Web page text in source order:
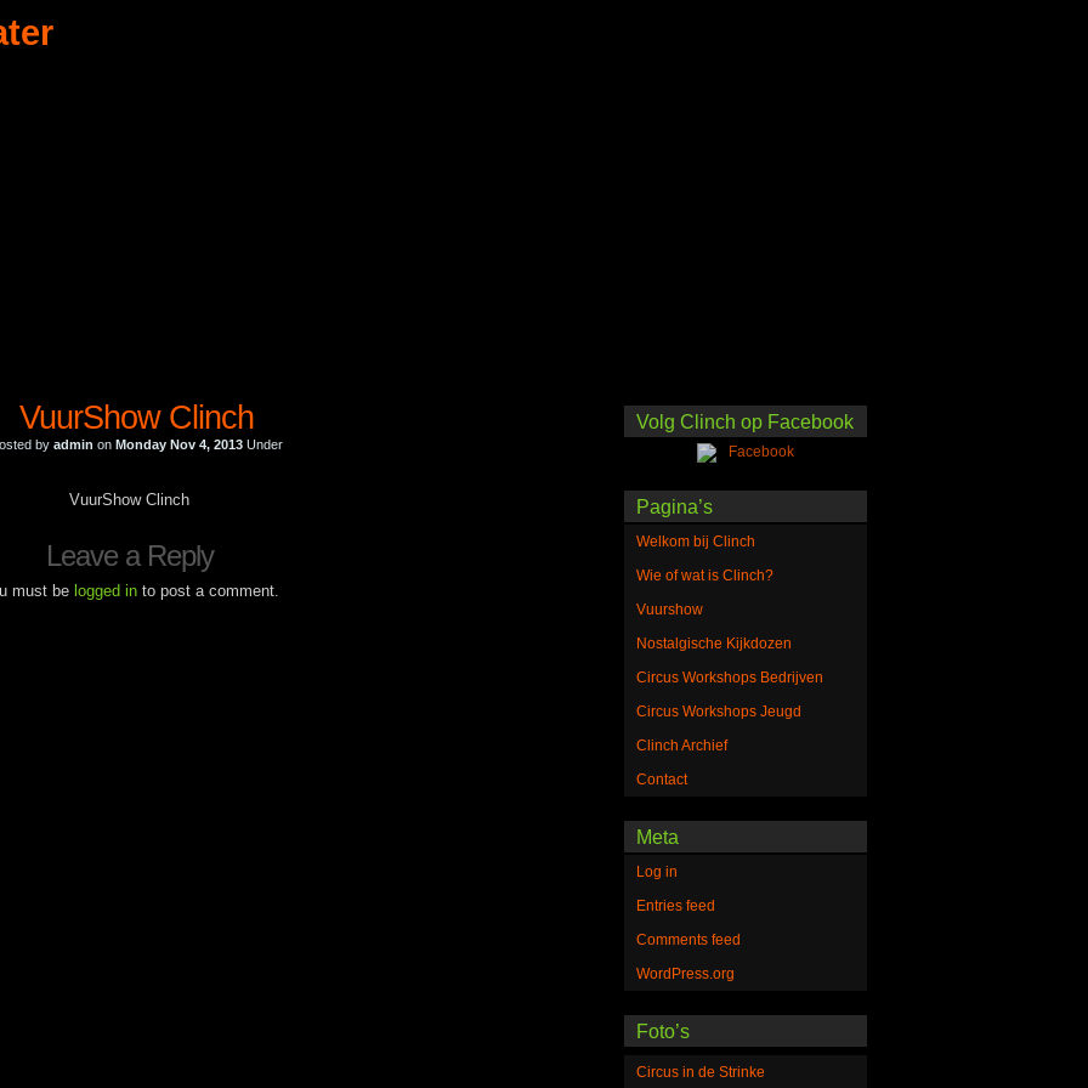
VuurShow Clinch
by admin on Monday Nov 4, 2013Under
VuurShow Clinch
Leave a Reply
must be logged into post a comment.
Volg Clinch op Facebook
Pagina’s
Welkom bij Clinch
Wie of wat is Clinch?
Vuurshow
Nostalgische Kijkdozen
Circus Workshops Bedrijven
Circus Workshops Jeugd
Clinch Archief
Contact
Meta
Log in
Entries feed
Comments feed
WordPress.org
Foto’s
Circus in de Strinke